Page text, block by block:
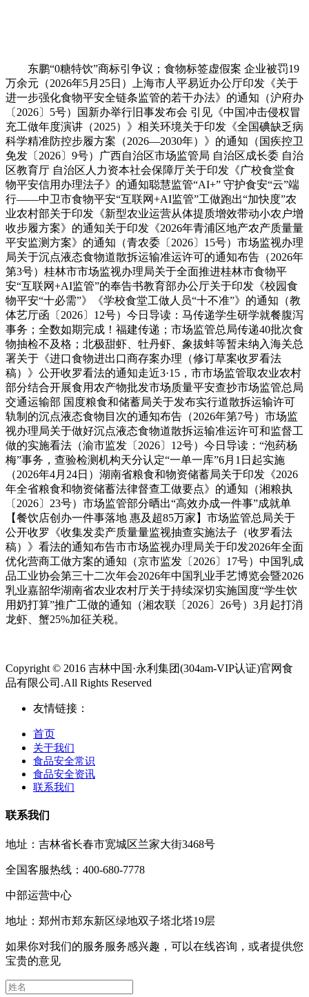
东鹏“0糖特饮”商标引争议；食物标签虚假案 企业被罚19
万余元（2026年5月25日）上海市人平易近办公厅印发《关于
进一步强化食物平安全链条监管的若干办法》的通知（沪府办
〔2026〕5号）国新办举行旧事发布会 引见《中国冲击侵权冒
充工做年度演讲（2025）》相关环境关于印发《全国碘缺乏病
科学精准防控步履方案（2026—2030年）》的通知（国疾控卫
免发〔2026〕9号）广西自治区市场监管局 自治区成长委 自治
区教育厅 自治区人力资本社会保障厅关于印发《广校食堂食
物平安信用办理法子》的通知聪慧监管“AI+” 守护食安“云”端
行——中卫市食物平安“互联网+AI监管”工做跑出“加快度”农
业农村部关于印发《新型农业运营从体提质增效带动小农户增
收步履方案》的通知关于印发《2026年青浦区地产农产质量量
平安监测方案》的通知（青农委〔2026〕15号）市场监视办理
局关于沉点液态食物道散拆运输准运许可的通知布告（2026年
第3号）桂林市市场监视办理局关于全面推进桂林市食物平
安“互联网+AI监管”的奉告书教育部办公厅关于印发《校园食
物平安“十必需”》《学校食堂工做人员“十不准”》的通知（教
体艺厅函〔2026〕12号）今日导读：马传递学生研学就餐腹泻
事务；全数如期完成！福建传递；市场监管总局传递40批次食
物抽检不及格；北极甜虾、牡丹虾、象拔蚌等暂未纳入海关总
署关于《进口食物进出口商存案办理（修订草案收罗看法
稿）》公开收罗看法的通知走近3·15，市市场监管取农业农村
部分结合开展食用农产物批发市场质量平安查抄市场监管总局
交通运输部 国度粮食和储蓄局关于发布实行道散拆运输许可
轨制的沉点液态食物目次的通知布告（2026年第7号）市场监
视办理局关于做好沉点液态食物道散拆运输准运许可和监督工
做的实施看法（渝市监发〔2026〕12号）今日导读：“泡药杨
梅”事务，查验检测机构天分认定“一单一库”6月1日起实施
（2026年4月24日）湖南省粮食和物资储蓄局关于印发《2026
年全省粮食和物资储蓄法律督查工做要点》的通知（湘粮执
〔2026〕23号）市场监管部分晒出“高效办成一件事”成就单
【餐饮店创办一件事落地 惠及超85万家】市场监管总局关于
公开收罗《收集发卖产质量量监视抽查实施法子（收罗看法
稿）》看法的通知布告市市场监视办理局关于印发2026年全面
优化营商工做方案的通知（京市监发〔2026〕17号）中国乳成
品工业协会第三十二次年会2026年中国乳业手艺博览会暨2026
乳业嘉韶华湖南省农业农村厅关于持续深切实施国度“学生饮
用奶打算”推广工做的通知（湘农联〔2026〕26号）3月起打消
龙虾、蟹25%加征关税。
Copyright © 2016 吉林中国·永利集团(304am-VIP认证)官网食
品有限公司.All Rights Reserved
友情链接：
首页
关于我们
食品安全常识
食品安全资讯
联系我们
联系我们
地址：吉林省长春市宽城区兰家大街3468号
全国客服热线：400-680-7778
中部运营中心
地址：郑州市郑东新区绿地双子塔北塔19层
如果你对我们的服务服务感兴趣，可以在线咨询，或者提供您
宝贵的意见